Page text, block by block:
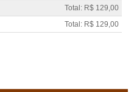
Total: R$ 129,00
Total: R$ 129,00